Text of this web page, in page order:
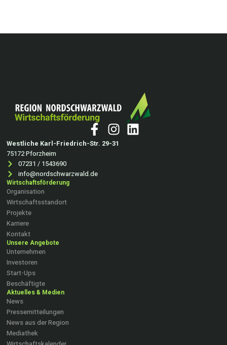
Westliche Karl-Friedrich-Str. 29-31
75172 Pforzheim
07231 / 1543690
info@nordschwarzwald.de
Wirtschaftsförderung
Organisation
Wirtschaftsstandort
Projekte
Karriere
Kontakt
Unsere Angebote
Unternehmen
Investoren
Start-Ups
Beschäftigte
Aktuelles & Medien
News
Pressemitteilungen
News aus der Region
Mediathek